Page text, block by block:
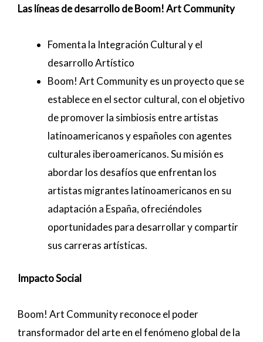
Las líneas de desarrollo de Boom! Art Community
Fomenta la Integración Cultural y el
desarrollo Artístico
Boom! Art Community es un proyecto que se
establece en el sector cultural, con el objetivo
de promover la simbiosis entre artistas
latinoamericanos y españoles con agentes
culturales iberoamericanos. Su misión es
abordar los desafíos que enfrentan los
artistas migrantes latinoamericanos en su
adaptación a España, ofreciéndoles
oportunidades para desarrollar y compartir
sus carreras artísticas.
Impacto Social
Boom! Art Community reconoce el poder
transformador del arte en el fenómeno global de la